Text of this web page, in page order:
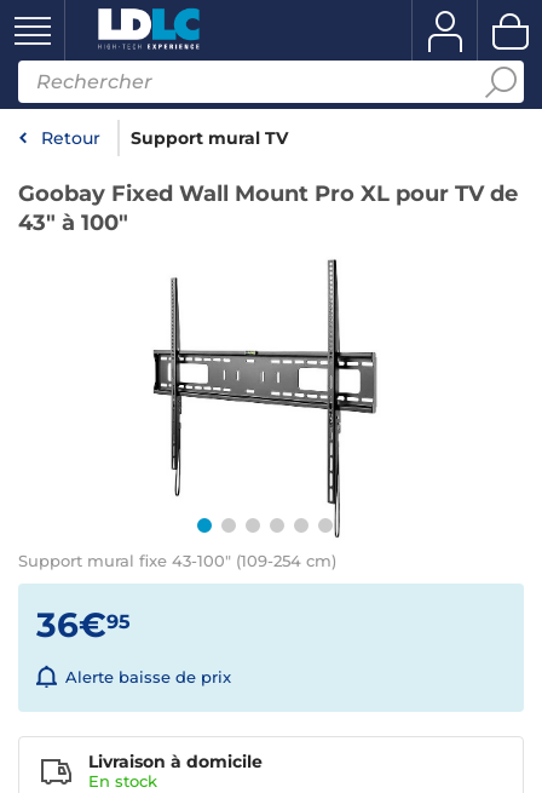
Retour Support mural TV
Goobay Fixed Wall Mount Pro XL pour TV de
43" à 100"
Support mural fixe 43-100" (109-254 cm)
36€95
Alerte baisse de prix
Livraison à domicile
En stock